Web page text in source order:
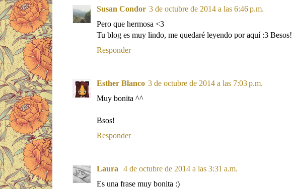
Susan Condor 3 de octubre de 2014 a las 6:46 p.m.
Pero que hermosa <3
Tu blog es muy lindo, me quedaré leyendo por aquí :3 Besos!
Responder
Esther Blanco 3 de octubre de 2014 a las 7:03 p.m.
Muy bonita ^^
Bsos!
Responder
Laura
4 de octubre de 2014 a las 3:31 a.m.
Es una frase muy bonita :)